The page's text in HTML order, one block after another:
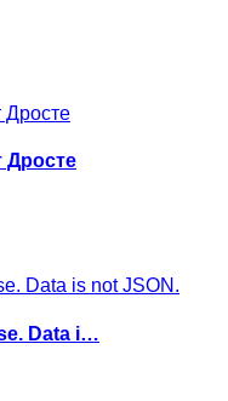
Дросте
Data i…